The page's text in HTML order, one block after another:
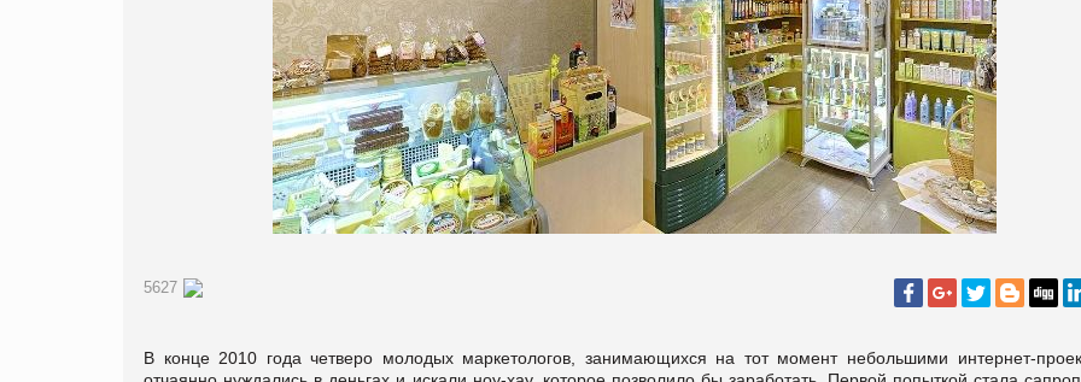
5627
В конце 2010 года четверо молодых маркетологов, занимающихся на тот момент небольшими интернет-